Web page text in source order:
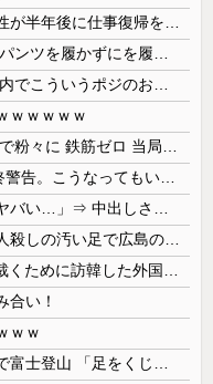
ｗｗｗｗｗ
合い！
ｗｗ